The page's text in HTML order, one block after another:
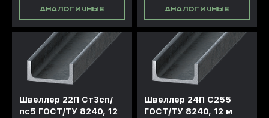
АНАЛОГИЧНЫЕ АНАЛОГИЧНЫЕ
Швеллер 22П Ст3сп/
пс5 ГОСТ/ТУ 8240, 12
Швеллер 24П С255
ГОСТ/ТУ 8240, 12 м